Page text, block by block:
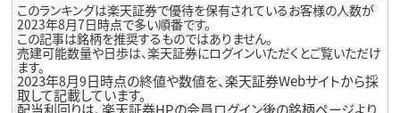
このランキングは楽天証券で優待を保有されているお客様の人数が
2023年8月7日時点で多い順番です。
この記事は銘柄を推奨するものではありません。
売建可能数量や日歩は、楽天証券にログインいただくとご覧いただけ
ます。
2023年8月9日時点の終値や数値を、楽天証券Webサイトから採
取して記載しています。